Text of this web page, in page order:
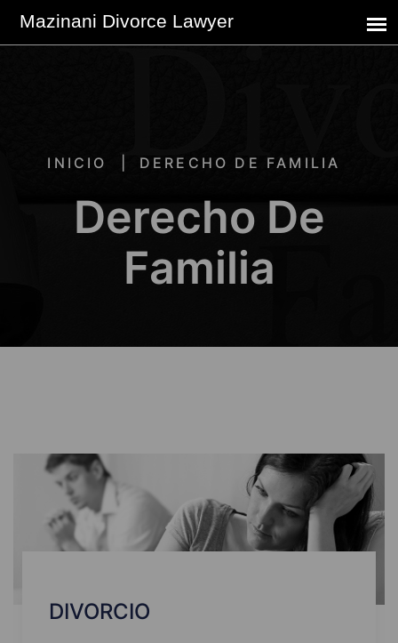
INICIO DERECHO DE FAMILIA
Derecho De
Familia
DIVORCIO